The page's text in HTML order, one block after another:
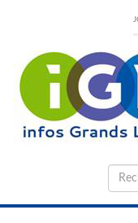
content
de